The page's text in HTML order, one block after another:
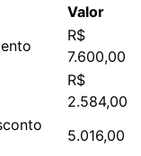
Valor
R$
7.600,00
R$
2.584,00
5.016,00